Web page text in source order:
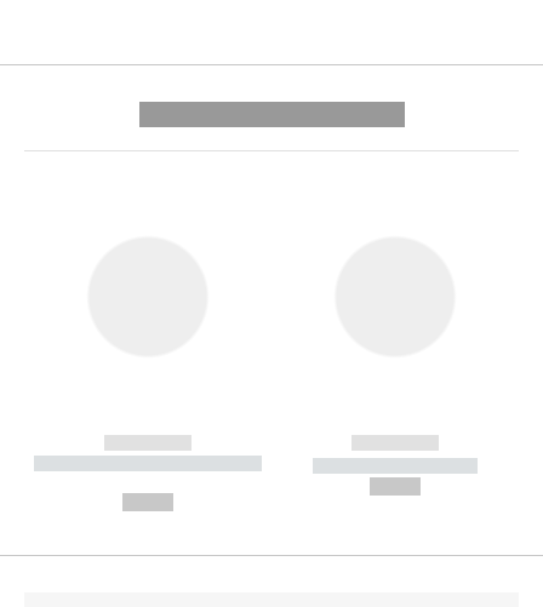
------------
----------- ----------- --------
------------
----------- -----------